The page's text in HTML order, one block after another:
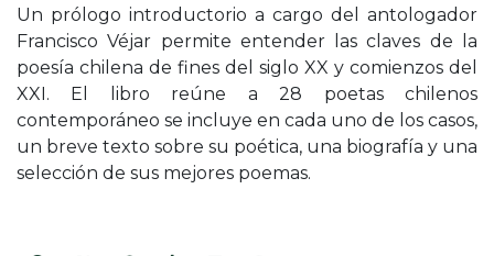
Un prólogo introductorio a cargo del antologador
Francisco Véjar permite entender las claves de la
poesía chilena de fines del siglo XX y comienzos del
XXI. El libro reúne a 28 poetas chilenos
contemporáneo se incluye en cada uno de los casos,
un breve texto sobre su poética, una biografía y una
selección de sus mejores poemas.